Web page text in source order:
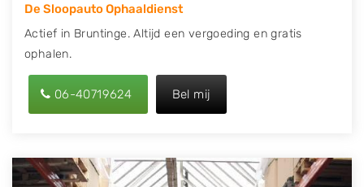
De Sloopauto Ophaaldienst
Actief in Bruntinge. Altijd een vergoeding en gratis
ophalen.
06-40719624 Bel mij